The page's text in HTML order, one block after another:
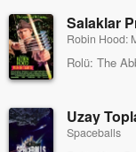
Salaklar
Robin Hood:
Rolü: The
Uzay
Spaceballs